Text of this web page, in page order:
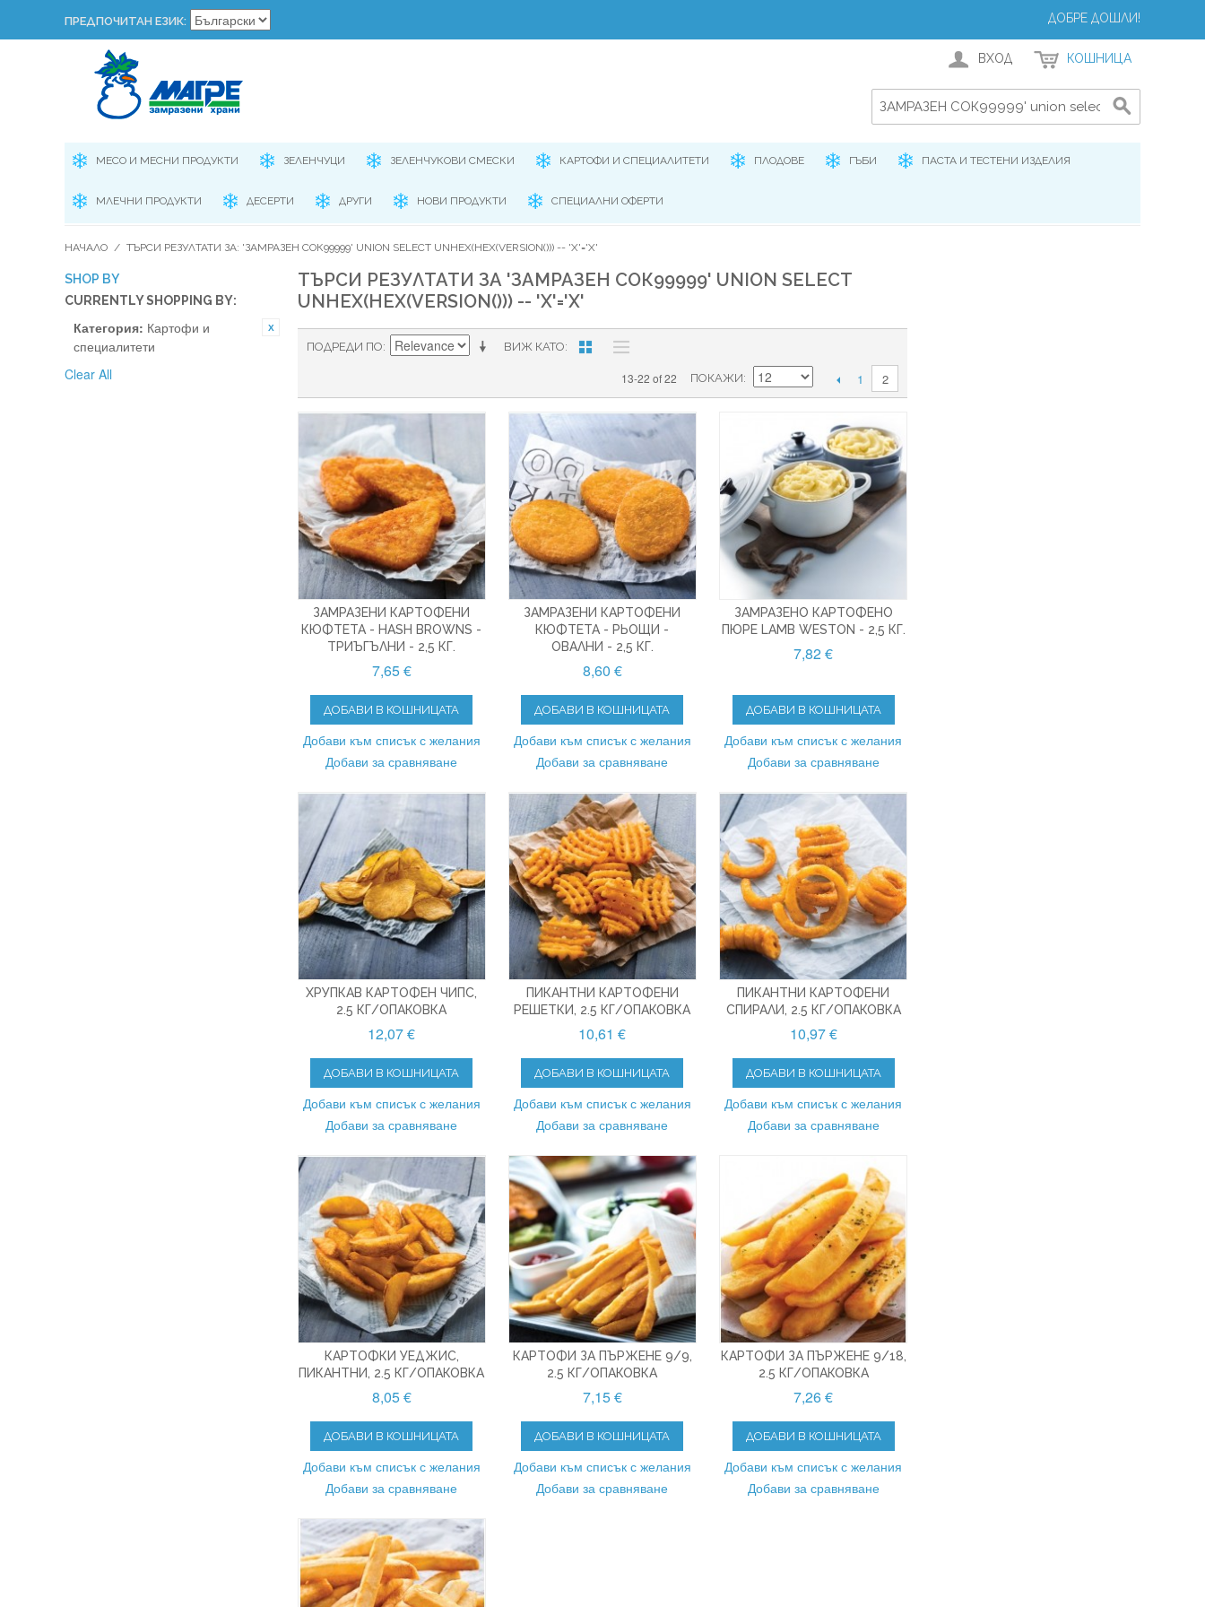
ПРЕДПОЧИТАН ЕЗИК: ДОБРЕ ДОШЛИ!
ВХОД КОШНИЦА
МЕСО И МЕСНИ ПРОДУКТИ ЗЕЛЕНЧУЦИ ЗЕЛЕНЧУКОВИ СМЕСКИ КАРТОФИ И СПЕЦИАЛИТЕТИ ПЛОДОВЕ ГЪБИ ПАСТА И ТЕСТЕНИ ИЗДЕЛИЯ
МЛЕЧНИ ПРОДУКТИ ДЕСЕРТИ ДРУГИ НОВИ ПРОДУКТИ СПЕЦИАЛНИ ОФЕРТИ
НАЧАЛО / ТЪРСИ РЕЗУЛТАТИ ЗА: 'ЗАМРАЗЕН СОК99999' UNION SELECT UNHEX(HEX(VERSION())) -- 'X'='X'
SHOP BY
CURRENTLY SHOPPING BY:
Категория: Картофи и
специалитети
Clear All
ТЪРСИ РЕЗУЛТАТИ ЗА 'ЗАМРАЗЕН СОК99999' UNION SELECT
UNHEX(HEX(VERSION())) -- 'X'='X'
ВИЖ КАТО
ПОДРЕДИ ПО
13-22 of 22 ПОКАЖИ 1 2
ЗАМРАЗЕНИ КАРТОФЕНИ
КЮФТЕТА - HASH BROWNS -
ТРИЪГЪЛНИ - 2,5 КГ.
7,65 €
ДОБАВИ В КОШНИЦАТА
Добави към списък с желания
Добави за сравняване
ЗАМРАЗЕНИ КАРТОФЕНИ
КЮФТЕТА - РЬОЩИ -
ОВАЛНИ - 2,5 КГ.
8,60 €
ДОБАВИ В КОШНИЦАТА
Добави към списък с желания
Добави за сравняване
ЗАМРАЗЕНO КАРТОФЕНО
ПЮРЕ LAMB WESTON - 2,5 КГ.
7,82 €
ДОБАВИ В КОШНИЦАТА
Добави към списък с желания
Добави за сравняване
ХРУПКАВ КАРТОФЕН ЧИПС,
2.5 КГ/ОПАКОВКА
12,07 €
ДОБАВИ В КОШНИЦАТА
Добави към списък с желания
Добави за сравняване
ПИКАНТНИ КАРТОФЕНИ
РЕШЕТКИ, 2.5 КГ/ОПАКОВКА
10,61 €
ДОБАВИ В КОШНИЦАТА
Добави към списък с желания
Добави за сравняване
ПИКАНТНИ КАРТОФЕНИ
СПИРАЛИ, 2.5 КГ/ОПАКОВКА
10,97 €
ДОБАВИ В КОШНИЦАТА
Добави към списък с желания
Добави за сравняване
КАРТОФКИ УЕДЖИС,
ПИКАНТНИ, 2.5 КГ/ОПАКОВКА
8,05 €
ДОБАВИ В КОШНИЦАТА
Добави към списък с желания
Добави за сравняване
КАРТОФИ ЗА ПЪРЖЕНЕ 9/9,
2.5 КГ/ОПАКОВКА
7,15 €
ДОБАВИ В КОШНИЦАТА
Добави към списък с желания
Добави за сравняване
КАРТОФИ ЗА ПЪРЖЕНЕ 9/18,
2.5 КГ/ОПАКОВКА
7,26 €
ДОБАВИ В КОШНИЦАТА
Добави към списък с желания
Добави за сравняване